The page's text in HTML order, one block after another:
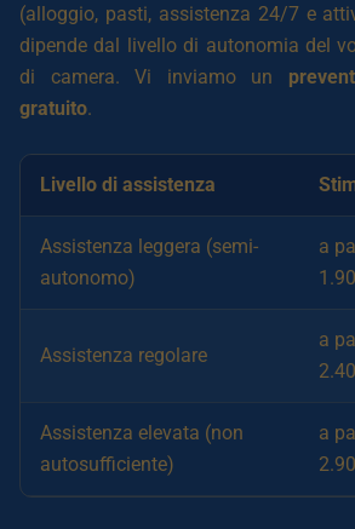
(alloggio, pasti, assistenza 24/7 e
dipende dal livello di autonomia del
di camera. Vi inviamo un
gratuito.
Livello di assistenza
Assistenza leggera (semi-
autonomo)
a
Assistenza regolare
a
Assistenza elevata (non
autosufficiente)
a